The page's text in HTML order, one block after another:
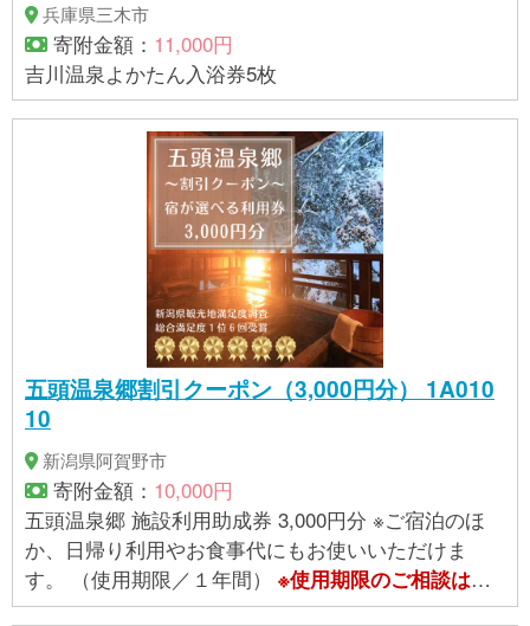
兵庫県三木市
寄附金額： 11,000円
吉川温泉よかたん入浴券5枚
五頭温泉郷割引クーポン（3,000円分） 1A010
10
新潟県阿賀野市
寄附金額： 10,000円
五頭温泉郷 施設利用助成券 3,000円分 ※ご宿泊のほ
か、日帰り利用やお食事代にもお使いいただけま
す。 （使用期限／１年間） ※使用期限のご相談は提
供事業者へお問合せください。